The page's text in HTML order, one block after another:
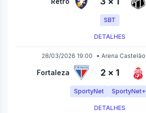
SBT
DETALHES
28/03/2026 19:00 • Arena Castelão
Fortaleza 2 × 1
SportyNet SportyNet+
DETALHES